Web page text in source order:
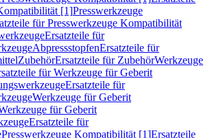
[1]Presswerkzeuge
für Presswerkzeuge Kompatibilität
Ersatzteile für
AbpressstopfenErsatzteile für
ZubehörErsatzteile für ZubehörWerkzeuge
für Werkzeuge für Geberit
Ersatzteile für
Werkzeuge für Geberit
für Geberit
Ersatzteile für
Presswerkzeuge Kompatibilität [1]Ersatzteile